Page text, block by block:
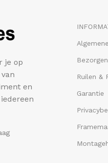
je op
en
Ruilen &
Garantie